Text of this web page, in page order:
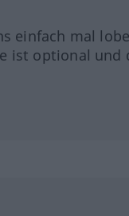
einfach mal
ist optional und